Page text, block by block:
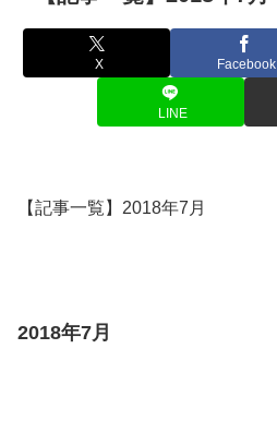
X Facebook
LINE
【記事一覧】2018年7月
2018年7月